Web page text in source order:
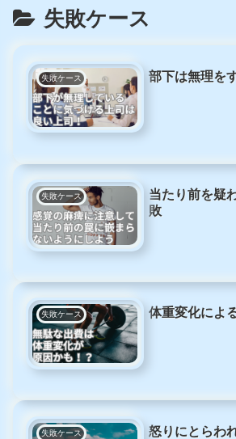
失敗ケース
失敗ケース 部下は無理を
失敗ケース
当たり前を疑
敗
失敗ケース 体重変化によ
失敗ケース
怒りにとらわ